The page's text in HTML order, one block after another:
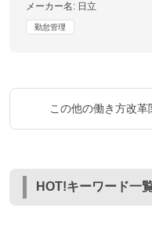
メーカー名: 日立
勤怠管理
この他の働き方改
HOT!キーワード一